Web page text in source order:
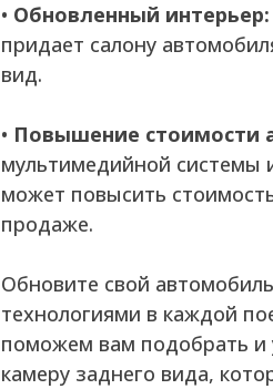
• Обновленный интерьер:
придает салону
вид.
• Повышение стоимости
мультимедийной системы
может повысить
продаже.
Обновите свой
технологиями в каждой
поможем вам подобрать и
камеру заднего вида,